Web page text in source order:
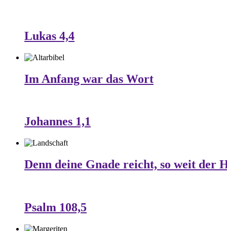
Lukas 4,4
Im Anfang war das Wort
Johannes 1,1
Denn deine Gnade reicht, so weit der
Psalm 108,5